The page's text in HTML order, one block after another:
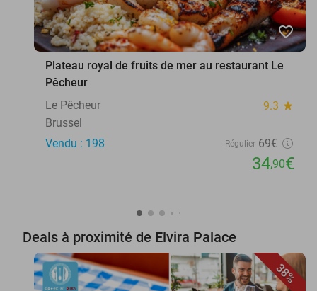
favorite_border
Plateau royal de fruits de mer au restaurant Le
Pêcheur
Le Pêcheur
9.3 star
Brussel
Vendu : 198
Régulier 69€
34,90€
Deals à proximité de Elvira Palace
38%